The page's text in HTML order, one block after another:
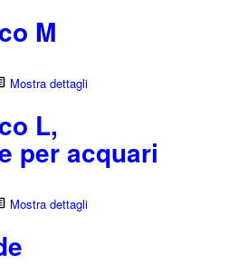
M
Mostra dettagli
L,
per acquari
Mostra dettagli